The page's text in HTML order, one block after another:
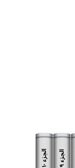
الجزء
٩
الجزء
١٠